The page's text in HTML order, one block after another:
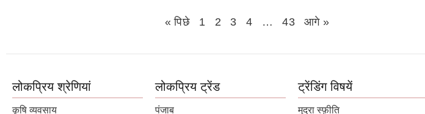
« पिछे 1 2 3 4 … 43 आगे »
लोकप्रिय श्रेणियां
कृषि व्यवसाय
लोकप्रिय ट्रेंड
पंजाब
ट्रेंडिंग विषयें
मुद्रा स्फ़ीति